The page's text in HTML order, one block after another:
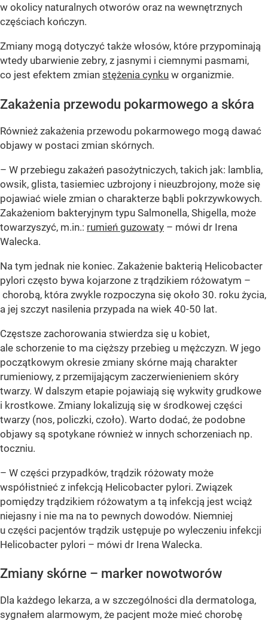
w okolicy naturalnych otworów oraz na wewnętrznych
częściach kończyn.
Zmiany mogą dotyczyć także włosów, które przypominają
wtedy ubarwienie zebry, z jasnymi i ciemnymi pasmami,
co jest efektem zmian stężenia cynku w organizmie.
Zakażenia przewodu pokarmowego a skóra
Również zakażenia przewodu pokarmowego mogą dawać
objawy w postaci zmian skórnych.
– W przebiegu zakażeń pasożytniczych, takich jak: lamblia,
owsik, glista, tasiemiec uzbrojony i nieuzbrojony, może się
pojawiać wiele zmian o charakterze bąbli pokrzywkowych.
Zakażeniom bakteryjnym typu Salmonella, Shigella, może
towarzyszyć, m.in.: rumień guzowaty – mówi dr Irena
Walecka.
Na tym jednak nie koniec. Zakażenie bakterią Helicobacter
pylori często bywa kojarzone z trądzikiem różowatym –
chorobą, która zwykle rozpoczyna się około 30. roku życia,
a jej szczyt nasilenia przypada na wiek 40-50 lat.
Częstsze zachorowania stwierdza się u kobiet,
ale schorzenie to ma cięższy przebieg u mężczyzn. W jego
początkowym okresie zmiany skórne mają charakter
rumieniowy, z przemijającym zaczerwienieniem skóry
twarzy. W dalszym etapie pojawiają się wykwity grudkowe
i krostkowe. Zmiany lokalizują się w środkowej części
twarzy (nos, policzki, czoło). Warto dodać, że podobne
objawy są spotykane również w innych schorzeniach np.
toczniu.
– W części przypadków, trądzik różowaty może
współistnieć z infekcją Helicobacter pylori. Związek
pomiędzy trądzikiem różowatym a tą infekcją jest wciąż
niejasny i nie ma na to pewnych dowodów. Niemniej
u części pacjentów trądzik ustępuje po wyleczeniu infekcji
Helicobacter pylori – mówi dr Irena Walecka.
Zmiany skórne – marker nowotworów
Dla każdego lekarza, a w szczególności dla dermatologa,
sygnałem alarmowym, że pacjent może mieć chorobę